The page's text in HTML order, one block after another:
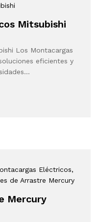
Mitsubishi
Los Montacargas
eficientes y
Eléctricos,
de Arrastre Mercury
Mercury